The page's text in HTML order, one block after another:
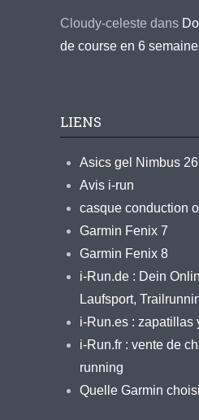
Cloudy-celeste dans
de course en 6
LIENS
Asics gel Nimbus 26
Avis i-run
casque conduction
Garmin Fenix 7
Garmin Fenix 8
i-Run.de : Dein
Laufsport,
i-Run.es : zapatillas
i-Run.fr : vente de
running
Quelle Garmin